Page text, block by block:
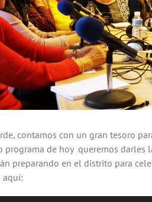
contamos con un gran tesoro
programa de hoy queremos darles
preparando en el distrito para
aquí: